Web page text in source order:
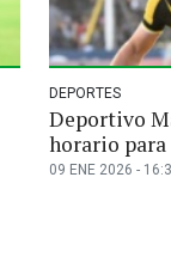
DEPORTES
Deportivo
horario para
09 ENE 2026 -